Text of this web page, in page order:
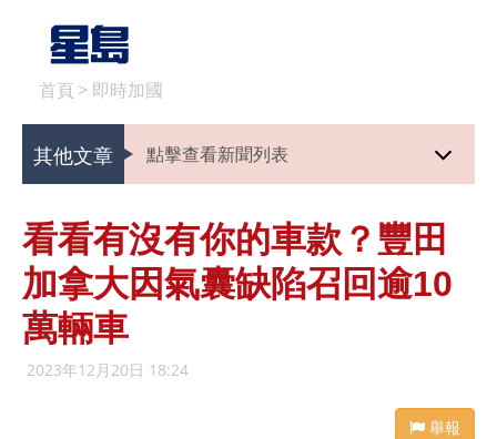
首頁 > 即時加國
其他文章 點擊查看新聞列表
看看有沒有你的車款？豐田
加拿大因氣囊缺陷召回逾10
萬輛車
2023年12月20日 18:24
舉報